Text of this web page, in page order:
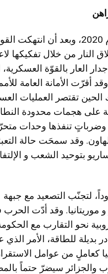
في شهر نوفمبر من عام 2020، وبعد أن انتهكت
النار من خلال تفكيكها
العار بالقوّة العسكرية،
أقرّت الأمانة العامة
الحين تقتصر العمليات
على هجمات محدودة
تنفذها وحدات
وقد سمحَت حالة
بتوحيد الشعب و
لتجنّب التصعيد مع جبهة
و موريتانيا. وقد أدّت
نحو التقارب مع
للطاقة، الأمر الذي
كعاملٍ من عوامل
والجزائر سيضرّ حتماً